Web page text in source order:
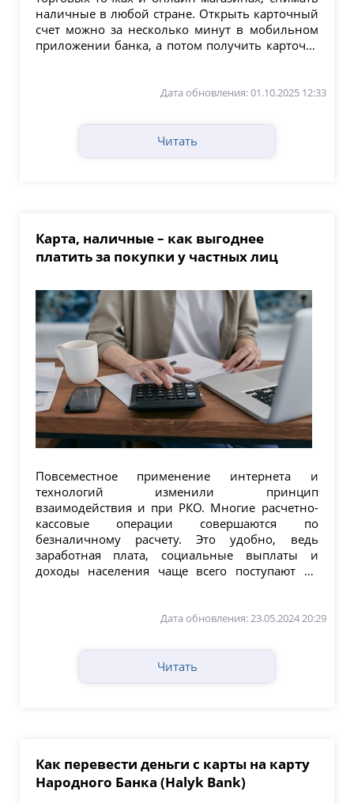
наличные в любой стране. Открыть карточный
счет можно за несколько минут в мобильном
приложении банка, а потом получить карточку
Дата обновления: 01.10.2025 12:33
Читать
Карта, наличные – как выгоднее
платить за покупки у частных лиц
Повсеместное применение интернета и
технологий изменили принцип
взаимодействия и при РКО. Многие расчетно-
кассовые операции совершаются по
безналичному расчету. Это удобно, ведь
заработная плата, социальные выплаты и
доходы населения чаще всего поступают не
Дата обновления: 23.05.2024 20:29
Читать
Как перевести деньги с карты на карту
Народного Банка (Halyk Bank)